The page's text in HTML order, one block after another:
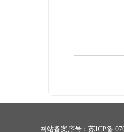
网站备案序号： 苏ICP备